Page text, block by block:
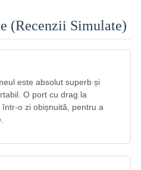
(Recenzii Simulate)
este absolut superb și
O port cu drag la
o zi obișnuită, pentru a